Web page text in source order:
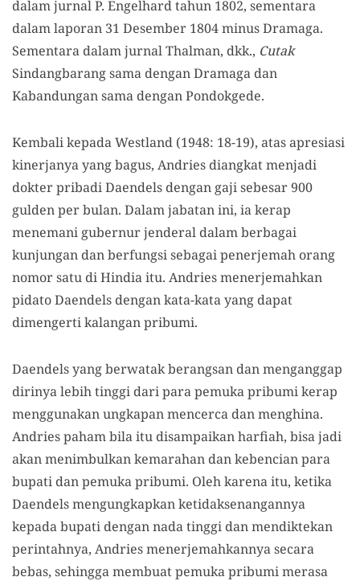
dalam jurnal P. Engelhard tahun 1802, sementara
dalam laporan 31 Desember 1804 minus Dramaga.
Sementara dalam jurnal Thalman, dkk., Cutak
Sindangbarang sama dengan Dramaga dan
Kabandungan sama dengan Pondokgede.
Kembali kepada Westland (1948: 18-19), atas apresiasi
kinerjanya yang bagus, Andries diangkat menjadi
dokter pribadi Daendels dengan gaji sebesar 900
gulden per bulan. Dalam jabatan ini, ia kerap
menemani gubernur jenderal dalam berbagai
kunjungan dan berfungsi sebagai penerjemah orang
nomor satu di Hindia itu. Andries menerjemahkan
pidato Daendels dengan kata-kata yang dapat
dimengerti kalangan pribumi.
Daendels yang berwatak berangsan dan menganggap
dirinya lebih tinggi dari para pemuka pribumi kerap
menggunakan ungkapan mencerca dan menghina.
Andries paham bila itu disampaikan harfiah, bisa jadi
akan menimbulkan kemarahan dan kebencian para
bupati dan pemuka pribumi. Oleh karena itu, ketika
Daendels mengungkapkan ketidaksenangannya
kepada bupati dengan nada tinggi dan mendiktekan
perintahnya, Andries menerjemahkannya secara
bebas, sehingga membuat pemuka pribumi merasa